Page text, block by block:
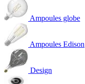
Ampoules globe
Ampoules Edison
Design